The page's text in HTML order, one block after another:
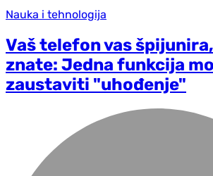
Nauka i tehnologija
Vaš telefon vas
znate: Jedna funkcija
zaustaviti "uhođenje"